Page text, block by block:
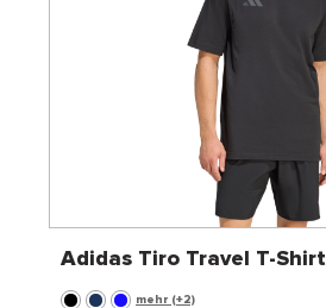
Adidas Tiro Travel T-Shirt
mehr (+2)